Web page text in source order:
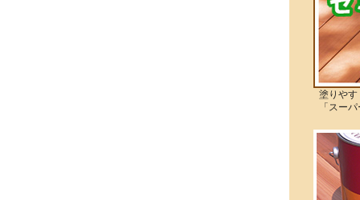
塗りやす
「スーパ